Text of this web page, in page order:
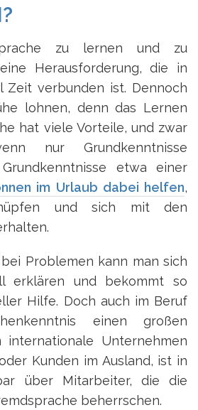
zu lernen und zu
Herausforderung, die in
Zeit verbunden ist. Dennoch
lohnen, denn das Lernen
hat viele Vorteile, und zwar
nur Grundkenntnisse
etwa einer
im Urlaub dabei helfen,
und sich mit den
Problemen kann man sich
erklären und bekommt so
Hilfe. Doch auch im Beruf
einen großen
internationale Unternehmen
Kunden im Ausland, ist in
über Mitarbeiter, die die
beherrschen.